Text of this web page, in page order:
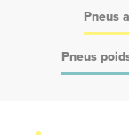
Pneus
Pneus